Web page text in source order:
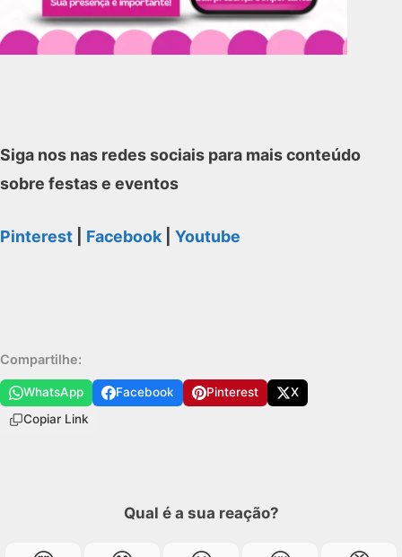
Siga nos nas redes sociais para mais conteúdo
sobre festas e eventos
Pinterest Facebook Youtube
Compartilhe:
WhatsApp Facebook Pinterest
X
Copiar Link
Qual é a sua reação?